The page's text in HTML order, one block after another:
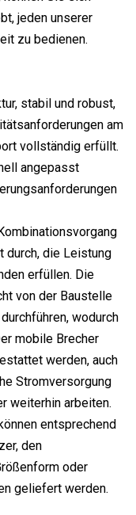
jeden unserer
zu bedienen.
stabil und robust,
am
vollständig erfüllt.
angepasst
durch, die Leistung
erfüllen. Die
von der Baustelle
wodurch
mobile Brecher
werden, auch
Stromversorgung
weiterhin arbeiten.
entsprechend
den
oder
geliefert werden.